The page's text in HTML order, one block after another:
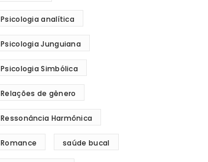
Psicologia analítica
Psicologia Junguiana
Psicologia Simbólica
Relações de gênero
Ressonância Harmônica
Romance saúde bucal